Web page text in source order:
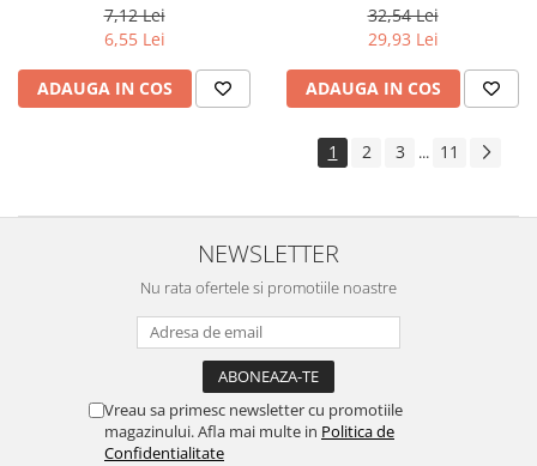
7,12 Lei
6,55 Lei
ADAUGA IN COS
32,54 Lei
29,93 Lei
ADAUGA IN COS
1 2 3 ... 11
NEWSLETTER
Nu rata ofertele si promotiile noastre
Vreau sa primesc newsletter cu promotiile
magazinului. Afla mai multe in Politica de
Confidentialitate